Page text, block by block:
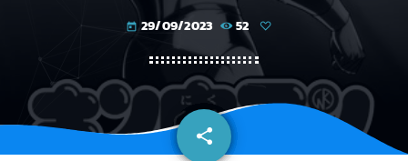
today 29/09/2023 52
share
email